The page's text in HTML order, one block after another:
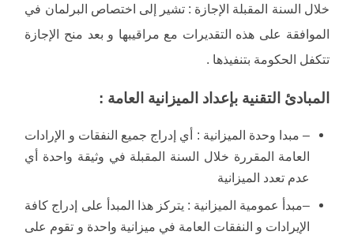
خلال السنة المقبلة الإجازة : تشير إلى اختصاص البرلمان في
الموافقة على هذه التقديرات مع مراقيبها و بعد منح الإجازة
تتكفل الحكومة بتنفيذها .
المبادئ التقنية بإعداد الميزانية العامة :
– مبدا وحدة الميزانية : أي إدراج جميع النفقات و الإرادات
العامة المقررة خلال السنة المقبلة في وثيقة واحدة أي
عدم تعدد الميزانية
–مبدأ عمومية الميزانية : يتركز هذا المبدأ على إدراج كافة
الإيرادات و النفقات العامة في ميزانية واحدة و تقوم على